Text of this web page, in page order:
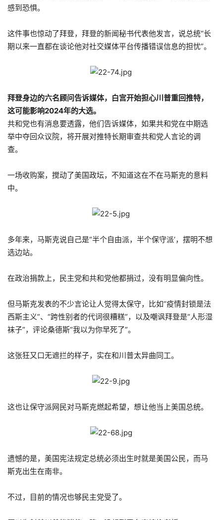
感到恐惧。
这件事也惊动了拜登，拜登的新闻秘书代表他发言，说总统“长
期以来一直都在谈论他对社交媒体平台传播错误信息的担忧”。
拜登身边的六名顾问告诉媒体，白宫开始担心川普重回推特，
这可能影响2024年的大选。
共和党也有消息要透露，他们告诉媒体，如果共和党在中期选
举中夺回众议院，将开展对推特长期审查共和党人言论的调
查。
一场收购案，搅动了美国政坛，不知道这在不在马斯克的意料
中。
多年来，马斯克说自己是“半个自由派，半个保守派’，摆明不想
选边站。
在政治捐款上，民主党和共和党他都捐过，没有明显偏向性。
但马斯克发表的不少言论让人觉得太保守，比如“疫情封锁是法
西斯主义”、“跨性别者的代词很糟糕”，以及嘲讽拜登是“人形湿
袜子”，评论桑德斯“我以为你早死了”。
这张狂又口无遮拦的样子，实在和川普太异曲同工。
这也让保守派网民对马斯克燃起希望，想让他当上美国总统。
遗憾的是，美国宪法规定总统必须出生时就是美国公民，而马
斯克出生在南非。
不过，目前的情况也够民主党受了。